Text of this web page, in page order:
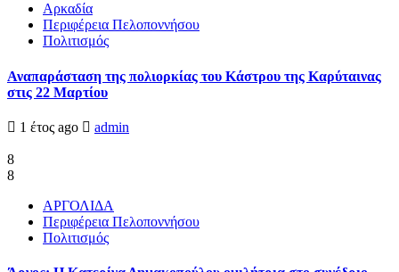
Αρκαδία
Περιφέρεια Πελοποννήσου
Πολιτισμός
Αναπαράσταση της πολιορκίας του Κάστρου της Καρύταινας
στις 22 Μαρτίου
1 έτος ago admin
8
8
ΑΡΓΟΛΙΔΑ
Περιφέρεια Πελοποννήσου
Πολιτισμός